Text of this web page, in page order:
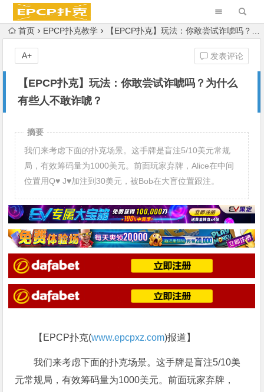
首页 EPCP扑克教学 【EPCP扑克】玩法：你敢尝试诈唬吗？为什么有些人不敢诈唬？
【EPCP扑克】玩法：你敢尝试诈唬吗？为什么
有些人不敢诈唬？
发表评论
A+
摘要
我们来考虑下面的扑克场景。这手牌是盲注5/10美元常规
局，有效筹码量为1000美元。前面玩家弃牌，Alice在中间
位置用Q♥ J♥加注到30美元，被Bob在大盲位置跟注。
【EPCP扑克(www.epcpxz.com)报道】
我们来考虑下面的扑克场景。这手牌是盲注5/10美
元常规局，有效筹码量为1000美元。前面玩家弃牌，